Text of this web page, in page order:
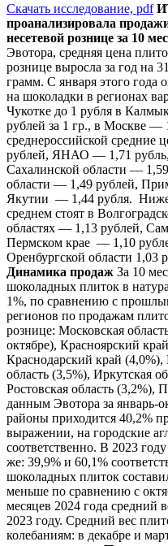
Скачать исследование, pdf
проанализировала
несетевой рознице за 10
Эвотора, средняя цена
рознице выросла за год на
грамм. С января этого года
на шоколадки в регионах
Чукотке до 1 рубля в
рублей за 1 гр., в Москве
среднероссийской средние
рублей, ЯНАО ― 1,71
Сахалинской области ―
области ― 1,49 рублей,
Якутии ― 1,44 рубля. Ниже
среднем стоят в
областях ― 1,13 рублей,
Пермском крае ― 1,10
Оренбургской области
Динамика продаж За 10
шоколадных плиток в
1%, по сравнению с
регионов по продажам
рознице: Московская
октябре), Красноярский
Краснодарский край
область (3,5%), Иркутская
Ростовская область
данным Эвотора за январь-
районы приходится 40,2%
выражении, на городские
соответственно. В 2023
же: 39,9% и 60,1%
шоколадных плиток
меньше по сравнению с
месяцев 2024 года средний
2023 году. Средний вес
колебаниям: в декабре и